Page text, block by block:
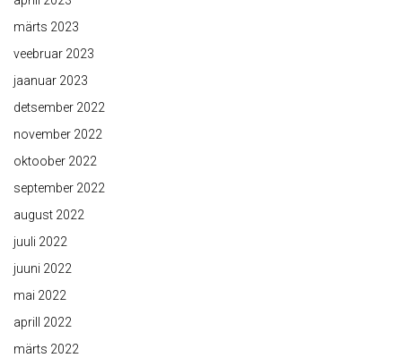
märts 2023
veebruar 2023
jaanuar 2023
detsember 2022
november 2022
oktoober 2022
september 2022
august 2022
juuli 2022
juuni 2022
mai 2022
aprill 2022
märts 2022